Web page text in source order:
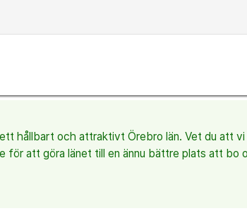
hållbart och attraktivt Örebro län. Vet du att
att göra länet till en ännu bättre plats att bo